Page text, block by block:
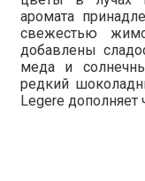
аромата
свежестью
добавлены
меда и
редкий
Legere